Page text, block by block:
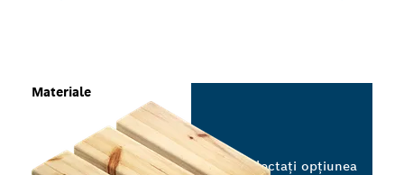
Materiale
Selectați opțiunea